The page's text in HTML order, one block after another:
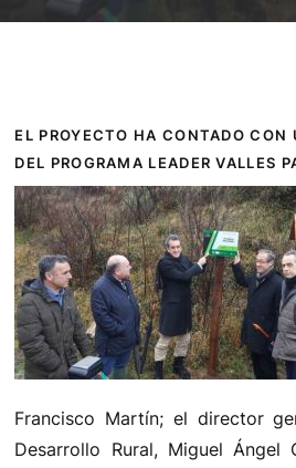
EL PROYECTO HA CONTADO CON
DEL PROGRAMA LEADER VALLES
Francisco Martín; el director
Desarrollo Rural, Miguel Ángel